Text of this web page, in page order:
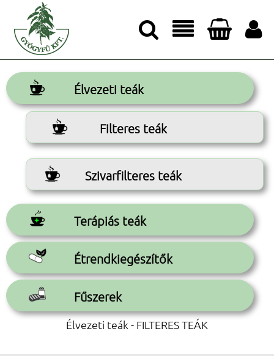




Élvezeti teák
Filteres teák
Szivarfilteres teák
Terápiás teák
Étrendkiegészítők
Fűszerek
Élvezeti teák - FILTERES TEÁK